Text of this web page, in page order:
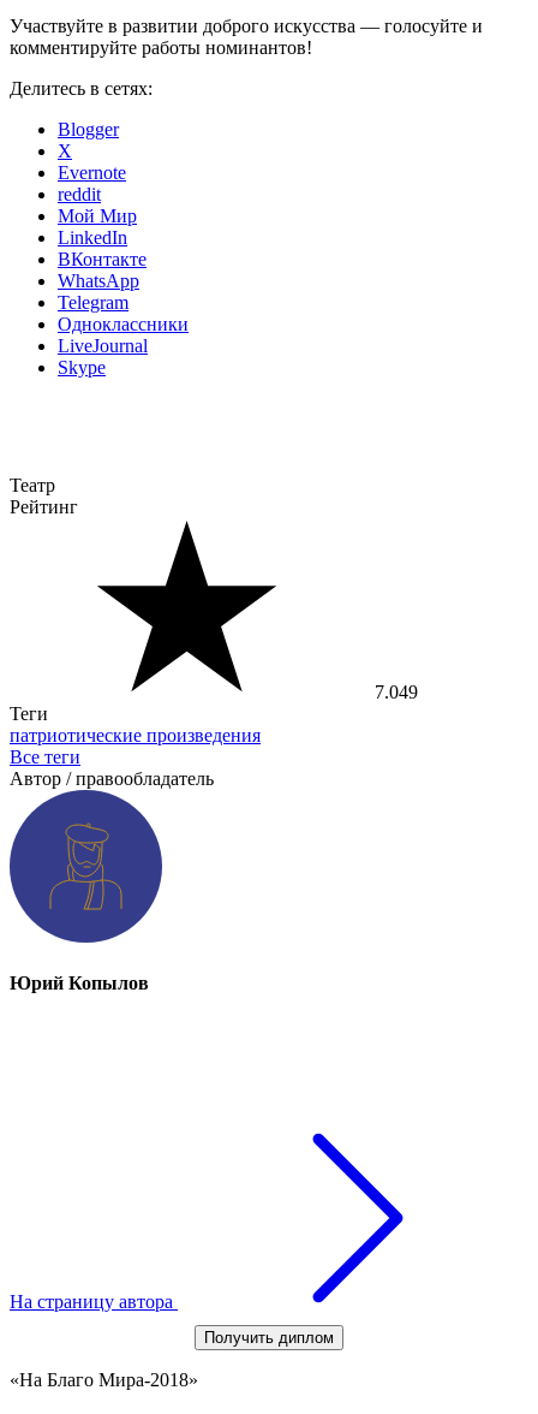
Участвуйте в развитии доброго искусства — голосуйте и
комментируйте работы номинантов!
Делитесь в сетях:
Blogger
X
Evernote
reddit
Мой Мир
LinkedIn
ВКонтакте
WhatsApp
Telegram
Одноклассники
LiveJournal
Skype
Театр
Рейтинг
7.049
Теги
патриотические произведения
Все теги
Автор / правообладатель
Юрий Копылов
На страницу автора
Получить диплом
«На Благо Мира-2018»